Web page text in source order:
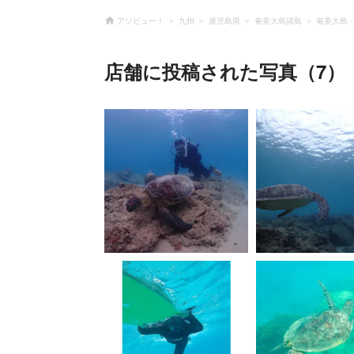
アソビュー！ 九州 鹿児島県 奄美大島諸島 奄美大島
店舗に投稿された写真（7）